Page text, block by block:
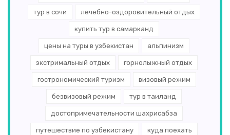
тур в сочи лечебно-оздоровительный отдых
купить тур в самарканд
цены на туры в узбекистан альпинизм
экстримальный отдых горнолыжный отдых
гострономический туризм визовый режим
безвизовый режим тур в таиланд
достопримечательности шахрисабза
путешествие по узбекистану куда поехать